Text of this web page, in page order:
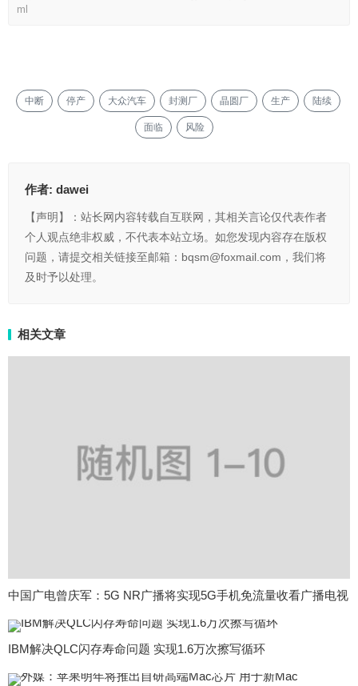
ml
中断 停产 大众汽车 封测厂 晶圆厂 生产 陆续
面临 风险
作者: dawei
【声明】：站长网内容转载自互联网，其相关言论仅代表作者
个人观点绝非权威，不代表本站立场。如您发现内容存在版权
问题，请提交相关链接至邮箱：bqsm@foxmail.com，我们将
及时予以处理。
相关文章
中国广电曾庆军：5G NR广播将实现5G手机免流量收看广播电视
IBM解决QLC闪存寿命问题 实现1.6万次擦写循环